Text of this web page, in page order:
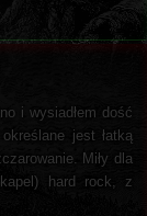
i wysiadłem dość
jest łatką
Miły dla
hard rock, z